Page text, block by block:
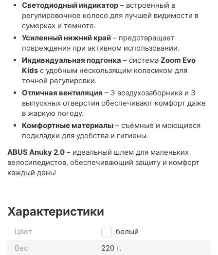
Светодиодный индикатор – встроенный в
регулировочное колесо для лучшей видимости в
сумерках и темноте.
Усиленный нижний край – предотвращает
повреждения при активном использовании.
Индивидуальная подгонка – система Zoom Evo
Kids с удобным нескользящим колесиком для
точной регулировки.
Отличная вентиляция – 3 воздухозаборника и 3
выпускных отверстия обеспечивают комфорт даже
в жаркую погоду.
Комфортные материалы – съёмные и моющиеся
подкладки для удобства и гигиены.
ABUS Anuky 2.0 – идеальный шлем для маленьких
велосипедистов, обеспечивающий защиту и комфорт
каждый день!
Характеристики
Цвет
белый
Вес
220 г.